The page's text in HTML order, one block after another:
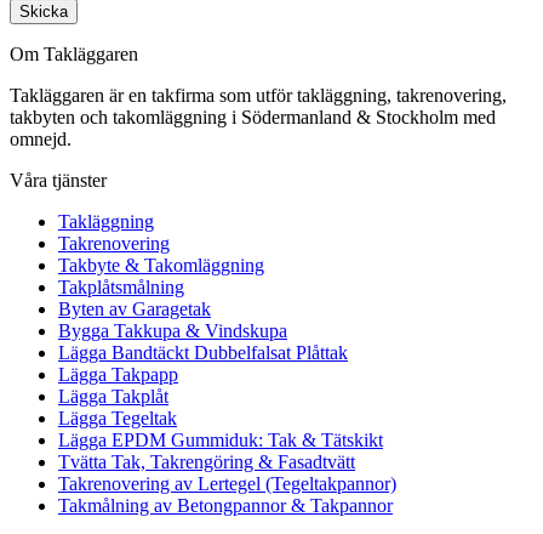
Skicka
Om Takläggaren
Takläggaren är en takfirma som utför takläggning, takrenovering,
takbyten och takomläggning i Södermanland & Stockholm med
omnejd.
Våra tjänster
Takläggning
Takrenovering
Takbyte & Takomläggning
Takplåtsmålning
Byten av Garagetak
Bygga Takkupa & Vindskupa
Lägga Bandtäckt Dubbelfalsat Plåttak
Lägga Takpapp
Lägga Takplåt
Lägga Tegeltak
Lägga EPDM Gummiduk: Tak & Tätskikt
Tvätta Tak, Takrengöring & Fasadtvätt
Takrenovering av Lertegel (Tegeltakpannor)
Takmålning av Betongpannor & Takpannor